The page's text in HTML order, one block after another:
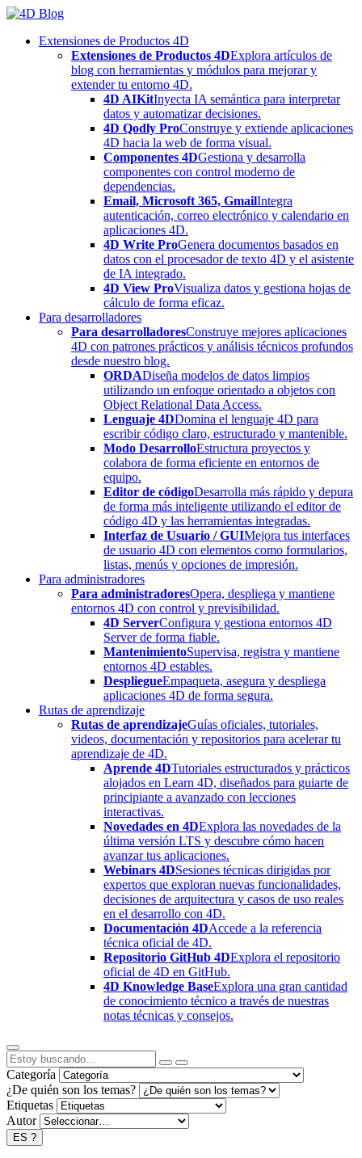
Skip
contentExtensiones de Productos 4D
Extensiones de Productos 4DExplora artículos de
blog con herramientas y módulos para mejorar y
extender tu entorno 4D.
4D AIKitInyecta IA semántica para interpretar
datos y automatizar decisiones.
4D Qodly ProConstruye y extiende aplicaciones
4D hacia la web de forma visual.
Componentes 4DGestiona y desarrolla
componentes con control moderno de
dependencias.
Email, Microsoft 365, GmailIntegra
autenticación, correo electrónico y calendario en
aplicaciones 4D.
4D Write ProGenera documentos basados en
datos con el procesador de texto 4D y el asistente
de IA integrado.
4D View ProVisualiza datos y gestiona hojas de
cálculo de forma eficaz.
Para desarrolladores
Para desarrolladoresConstruye mejores aplicaciones
4D con patrones prácticos y análisis técnicos profundos
desde nuestro blog.
ORDADiseña modelos de datos limpios
utilizando un enfoque orientado a objetos con
Object Relational Data Access.
Lenguaje 4DDomina el lenguaje 4D para
escribir código claro, estructurado y mantenible.
Modo DesarrolloEstructura proyectos y
colabora de forma eficiente en entornos de
equipo.
Editor de códigoDesarrolla más rápido y depura
de forma más inteligente utilizando el editor de
código 4D y las herramientas integradas.
Interfaz de Usuario / GUIMejora tus interfaces
de usuario 4D con elementos como formularios,
listas, menús y opciones de impresión.
Para administradores
Para administradoresOpera, despliega y mantiene
entornos 4D con control y previsibilidad.
4D ServerConfigura y gestiona entornos 4D
Server de forma fiable.
MantenimientoSupervisa, registra y mantiene
entornos 4D estables.
DespliegueEmpaqueta, asegura y despliega
aplicaciones 4D de forma segura.
Rutas de aprendizaje
Rutas de aprendizajeGuías oficiales, tutoriales,
videos, documentación y repositorios para acelerar tu
aprendizaje de 4D.
Aprende 4DTutoriales estructurados y prácticos
alojados en Learn 4D, diseñados para guiarte de
principiante a avanzado con lecciones
interactivas.
Novedades en 4DExplora las novedades de la
última versión LTS y descubre cómo hacen
avanzar tus aplicaciones.
Webinars 4DSesiones técnicas dirigidas por
expertos que exploran nuevas funcionalidades,
decisiones de arquitectura y casos de uso reales
en el desarrollo con 4D.
Documentación 4DAccede a la referencia
técnica oficial de 4D.
Repositorio GitHub 4DExplora el repositorio
oficial de 4D en GitHub.
4D Knowledge BaseExplora una gran cantidad
de conocimiento técnico a través de nuestras
notas técnicas y consejos.
Categoría
¿De quién son los temas?
Etiquetas
Autor
ES ?